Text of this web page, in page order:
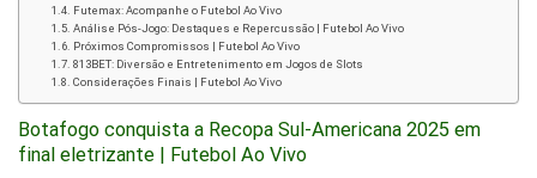
Futemax: Acompanhe o Futebol Ao Vivo
Análise Pós-Jogo: Destaques e Repercussão | Futebol Ao Vivo
Próximos Compromissos | Futebol Ao Vivo
813BET: Diversão e Entretenimento em Jogos de Slots
Considerações Finais | Futebol Ao Vivo
Botafogo conquista a Recopa Sul-Americana 2025 em
final eletrizante | Futebol Ao Vivo